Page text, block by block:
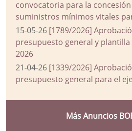
convocatoria para la
suministros mínimos vitales
15-05-26 [1789/2026]
presupuesto general y
2026
21-04-26 [1339/2026]
presupuesto general para el
Más Anuncios